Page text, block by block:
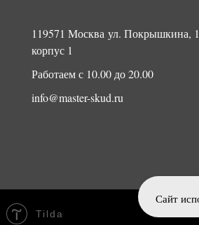
Сайт
119571 Москва ул. Покрышкина, 1
корпус 1
Работаем с 10.00 до 20.00
info@master-skud.ru
Tilda